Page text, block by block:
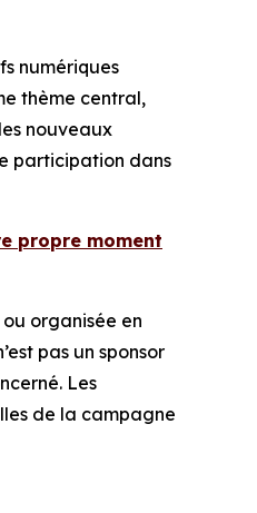
numériques
thème central,
nouveaux
participation dans
propre moment
organisée en
pas un sponsor
Les
de la campagne